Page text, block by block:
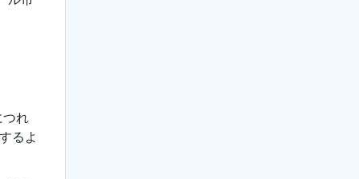
つれ
るよ